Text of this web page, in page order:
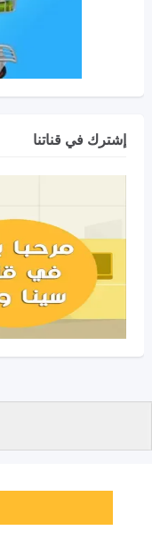
إشترك في قناتنا